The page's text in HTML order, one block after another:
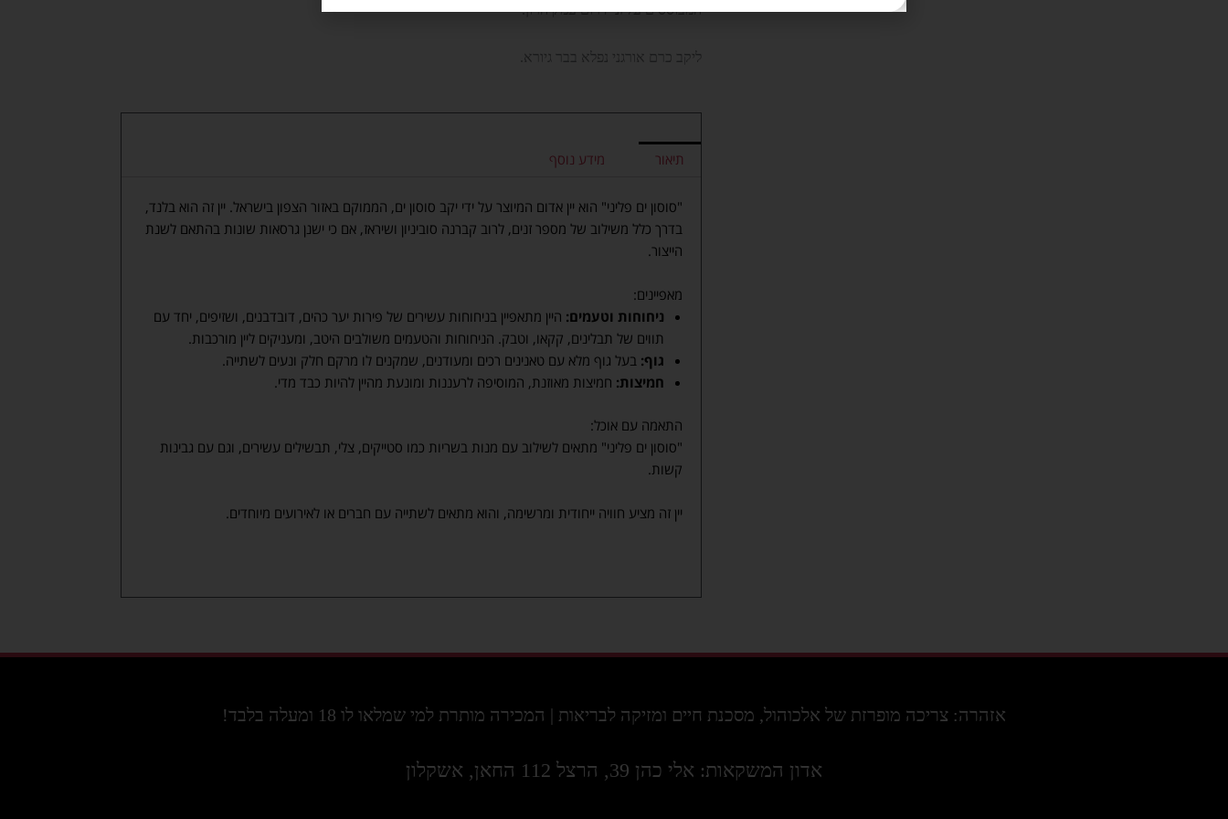
המבוססים על זני דרום עמק הרון.
ליקב כרם אורגני נפלא בבר גיורא.
תיאור מידע נוסף
"סוסון ים פליני" הוא יין אדום המיוצר על ידי יקב סוסון ים, הממוקם באזור הצפון בישראל. יין זה הוא בלנד,
בדרך כלל משילוב של מספר זנים, לרוב קברנה סוביניון ושיראז, אם כי ישנן גרסאות שונות בהתאם לשנת
הייצור.
מאפיינים:
ניחוחות וטעמים: היין מתאפיין בניחוחות עשירים של פירות יער כהים, דובדבנים, ושזיפים, יחד עם
תווים של תבלינים, קקאו, וטבק. הניחוחות והטעמים משולבים היטב, ומעניקים ליין מורכבות.
גוף: בעל גוף מלא עם טאנינים רכים ומעודנים, שמקנים לו מרקם חלק ונעים לשתייה.
חמיצות: חמיצות מאוזנת, המוסיפה לרעננות ומונעת מהיין להיות כבד מדי.
התאמה עם אוכל:
"סוסון ים פליני" מתאים לשילוב עם מנות בשריות כמו סטייקים, צלי, תבשילים עשירים, וגם עם גבינות
קשות.
יין זה מציע חוויה ייחודית ומרשימה, והוא מתאים לשתייה עם חברים או לאירועים מיוחדים.
אזהרה: צריכה מופרזת של אלכוהול, מסכנת חיים ומזיקה לבריאות | המכירה מותרת למי שמלאו לו 18 ומעלה בלבד!
אדון המשקאות: אלי כהן 39, הרצל 112 החאן, אשקלון